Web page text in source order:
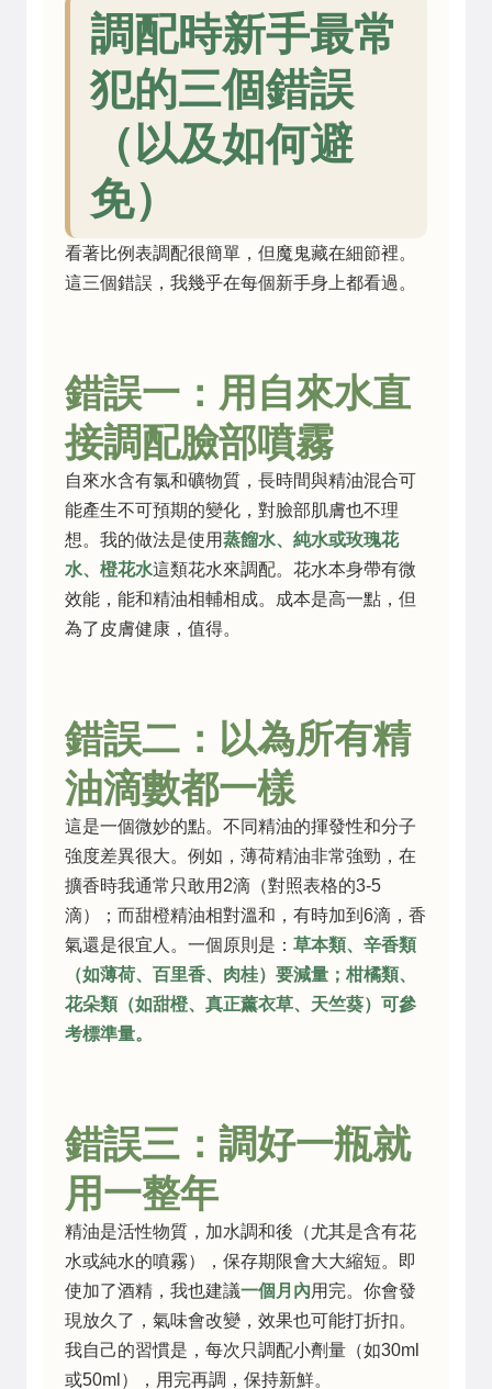
調配時新手最常
犯的三個錯誤
（以及如何避
免）
看著比例表調配很簡單，但魔鬼藏在細節裡。
這三個錯誤，我幾乎在每個新手身上都看過。
錯誤一：用自來水直
接調配臉部噴霧
自來水含有氯和礦物質，長時間與精油混合可
能產生不可預期的變化，對臉部肌膚也不理
想。我的做法是使用蒸餾水、純水或玫瑰花
水、橙花水這類花水來調配。花水本身帶有微
效能，能和精油相輔相成。成本是高一點，但
為了皮膚健康，值得。
錯誤二：以為所有精
油滴數都一樣
這是一個微妙的點。不同精油的揮發性和分子
強度差異很大。例如，薄荷精油非常強勁，在
擴香時我通常只敢用2滴（對照表格的3-5
滴）；而甜橙精油相對溫和，有時加到6滴，香
氣還是很宜人。一個原則是： 草本類、辛香類
（如薄荷、百里香、肉桂）要減量；柑橘類、
花朵類（如甜橙、真正薰衣草、天竺葵）可參
考標準量。
錯誤三：調好一瓶就
用一整年
精油是活性物質，加水調和後（尤其是含有花
水或純水的噴霧），保存期限會大大縮短。即
使加了酒精，我也建議一個月內用完。你會發
現放久了，氣味會改變，效果也可能打折扣。
我自己的習慣是，每次只調配小劑量（如30ml
或50ml），用完再調，保持新鮮。